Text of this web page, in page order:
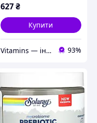
627₴
Купити
Vitamins — інтернет-магазин вітамінів та мінералів 93%